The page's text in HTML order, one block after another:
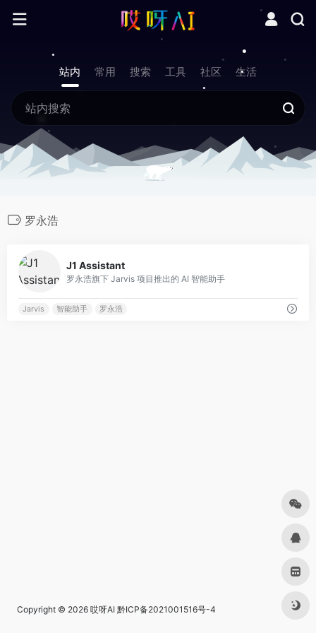
站内 常用 搜索 工具 社区 生活
罗永浩
J1 Assistant
罗永浩旗下 Jarvis 项目推出的 AI 智能助手
Jarvis 智能助手 罗永浩
Copyright © 2026 哎呀AI 黔ICP备2021001516号-4